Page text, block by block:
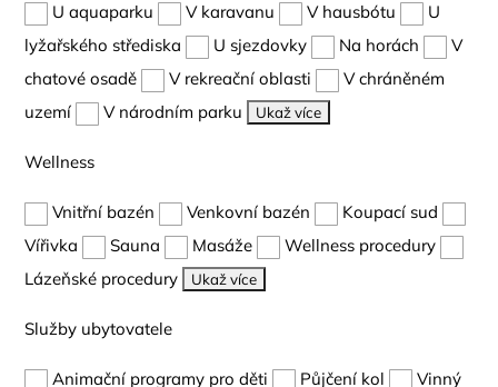
U aquaparku
V karavanu V hausbótu
U
lyžařského střediska
U sjezdovky Na horách
V
chatové osadě
V rekreační oblasti
V chráněném
uzemí
V národním parku Ukaž více
Wellness
Vnitřní bazén Venkovní bazén
Koupací sud
Vířivka
Sauna Masáže
Wellness procedury
Lázeňské procedury
Ukaž více
Služby ubytovatele
Animační programy pro děti Půjčení kol
Vinný